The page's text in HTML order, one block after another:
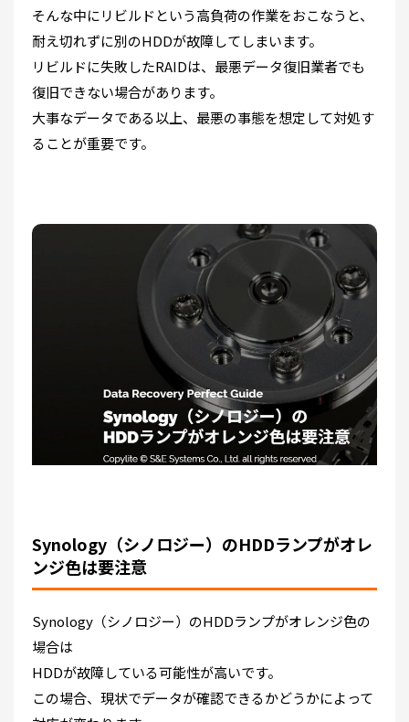
そんな中にリビルドという高負荷の作業をおこなうと、
耐え切れずに別のHDDが故障してしまいます。
リビルドに失敗したRAIDは、最悪データ復旧業者でも
復旧できない場合があります。
大事なデータである以上、最悪の事態を想定して対処す
ることが重要です。
Synology（シノロジー）のHDDランプがオレ
ンジ色は要注意
Synology（シノロジー）のHDDランプがオレンジ色の
場合は
HDDが故障している可能性が高いです。
この場合、現状でデータが確認できるかどうかによって